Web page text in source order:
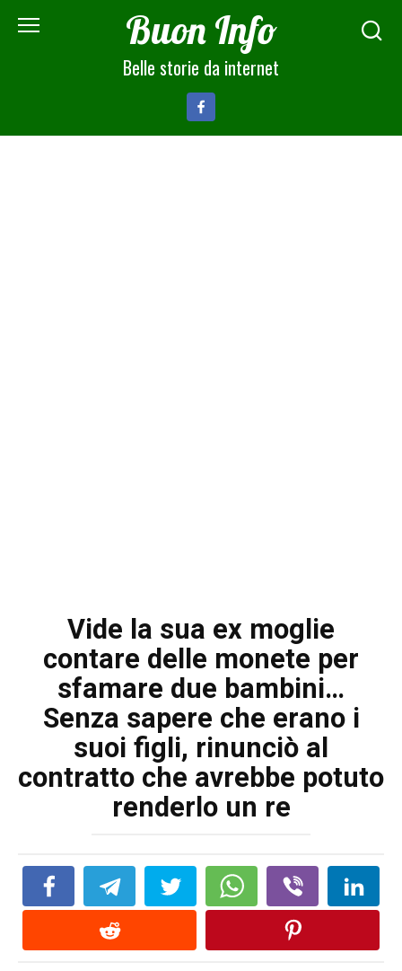
Buon Info
Belle storie da internet
Vide la sua ex moglie
contare delle monete per
sfamare due bambini…
Senza sapere che erano i
suoi figli, rinunciò al
contratto che avrebbe potuto
renderlo un re